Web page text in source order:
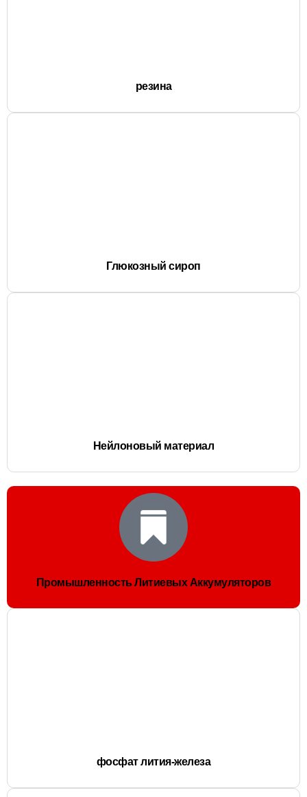
резина
Глюкозный сироп
Нейлоновый материал
Промышленность Литиевых Аккумуляторов
фосфат лития-железа